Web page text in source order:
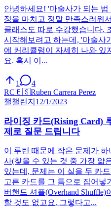
안녕하세요! '마술사가 되는 법
정을 마치고 정말 만족스러워
클래스도 따로 수강했습니다.
시작해보려고 하는데, '마술사
에 커리큘럼이 자세히 나와 있
요. 혹시 이...
1
4
RC🇪🇸Ruben Carrera Perez
챌챌린지 12/1/2023
라이징 카드(Rising Card)
제로 질문 드립니다
이 루틴 때문에 작은 문제가 하
사(찾을 수 있는 것 중 가장 얇
있는데, 문제는 이 실을 두 카
고른 카드를 그 틈으로 집어넣
버핸드 셔플(Overhand
할 것도 없고요. 그렇다고...